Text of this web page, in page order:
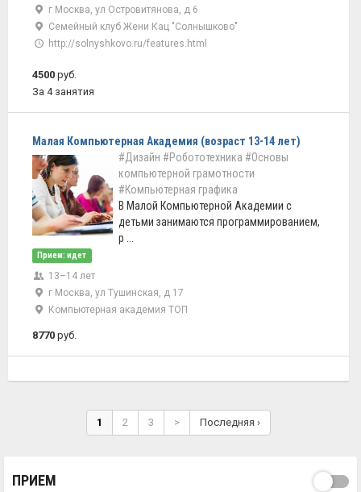
г Москва, ул Островитянова, д 6
Семейный клуб Жени Кац "Солнышково"
http://solnyshkovo.ru/features.html
4500 руб.
За 4 занятия
Малая Компьютерная Академия (возраст 13-14 лет)
#Дизайн #Робототехника #Основы
компьютерной грамотности
#Компьютерная графика
В Малой Компьютерной Академии с
детьми занимаются программированием,
р ...
Прием: идет
13–14 лет
г Москва, ул Тушинская, д 17
Компьютерная академия ТОП
8770 руб.
1 2 3 > Последняя ›
ПРИЕМ